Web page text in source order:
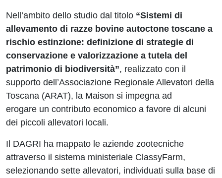
Nell’ambito dello studio dal titolo “Sistemi di
allevamento di razze bovine autoctone toscane a
rischio estinzione: definizione di strategie di
conservazione e valorizzazione a tutela del
patrimonio di biodiversità”, realizzato con il
supporto dell’Associazione Regionale Allevatori della
Toscana (ARAT), la Maison si impegna ad
erogare un contributo economico a favore di alcuni
dei piccoli allevatori locali.
Il DAGRI ha mappato le aziende zootecniche
attraverso il sistema ministeriale ClassyFarm,
selezionando sette allevatori, individuati sulla base di